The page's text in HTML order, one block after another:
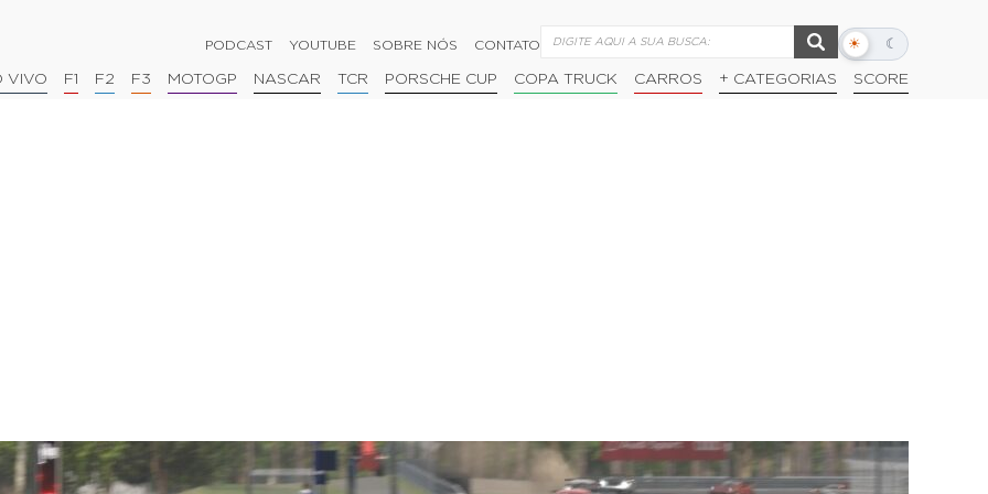
PODCAST YOUTUBE SOBRE NÓS CONTATO ☀ ☾
Alternar
escuro
VIVO F1 F2 F3 MOTOGP NASCAR TCR PORSCHE CUP COPA TRUCK CARROS + CATEGORIAS SCORE